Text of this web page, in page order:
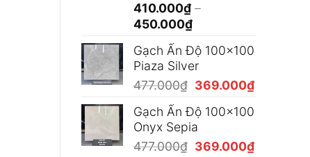
490.000₫
410.000₫ –
450.000₫Khoảng
từ
410.000₫
đến
450.000₫
Gạch Ấn Độ 100x100
Piaza Silver
477.000₫ Giá
là:
477.000₫.
369.000₫Giá
tại
Gạch Ấn Độ 100x100
Onyx Sepia
477.000₫ Giá
369.000₫Giá